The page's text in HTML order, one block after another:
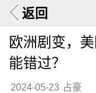
返回
欧洲剧变，
能错过？
2024-05-23 占豪